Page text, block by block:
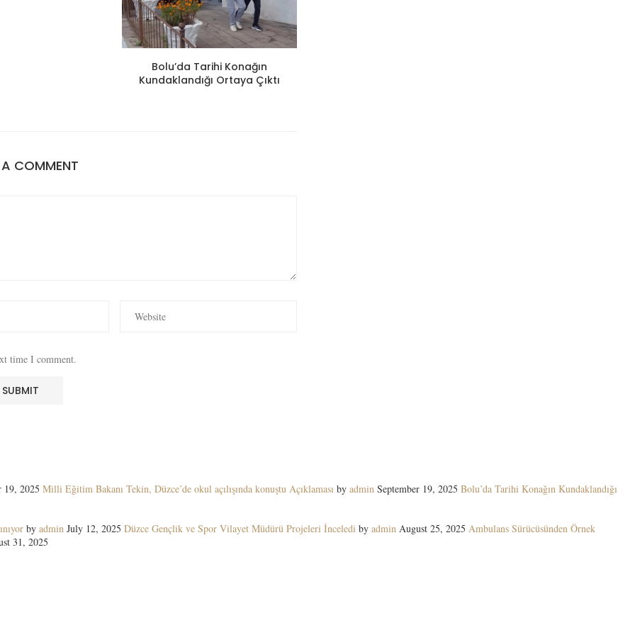
Bolu’da Tarihi Konağın
Kundaklandığı Ortaya Çıktı
A COMMENT
time I comment.
19, 2025 Milli Eğitim Bakanı Tekin, Düzce’de okul açılışında konuştu Açıklaması by admin September 19, 2025 Bolu’da Tarihi Konağın Kundaklandığı
by admin July 12, 2025 Düzce Gençlik ve Spor Vilayet Müdürü Projeleri İnceledi by admin August 25, 2025 Ambulans Sürücüsünden Örnek
31, 2025